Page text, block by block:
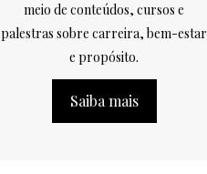
meio de conteúdos, cursos e
palestras sobre carreira, bem-estar
e propósito.
Saiba mais